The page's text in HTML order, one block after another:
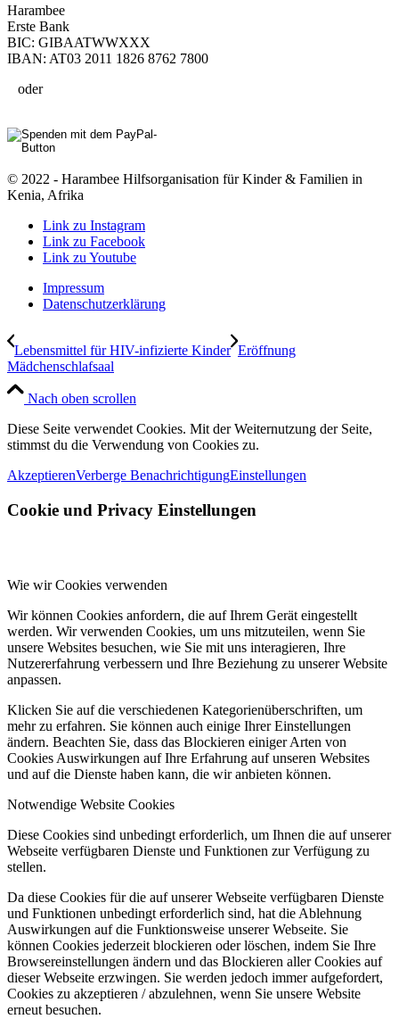
Harambee
Erste Bank
BIC: GIBAATWWXXX
IBAN: AT03 2011 1826 8762 7800
oder
© 2022 - Harambee Hilfsorganisation für Kinder & Familien in
Kenia, Afrika
Link zu Instagram
Link zu Facebook
Link zu Youtube
Impressum
Datenschutzerklärung
Lebensmittel für HIV-infizierte Kinder Eröffnung
Mädchenschlafsaal
Nach oben scrollen
Diese Seite verwendet Cookies. Mit der Weiternutzung der Seite,
stimmst du die Verwendung von Cookies zu.
AkzeptierenVerberge BenachrichtigungEinstellungen
Cookie und Privacy Einstellungen
Wie wir Cookies verwenden
Wir können Cookies anfordern, die auf Ihrem Gerät eingestellt
werden. Wir verwenden Cookies, um uns mitzuteilen, wenn Sie
unsere Websites besuchen, wie Sie mit uns interagieren, Ihre
Nutzererfahrung verbessern und Ihre Beziehung zu unserer Website
anpassen.
Klicken Sie auf die verschiedenen Kategorienüberschriften, um
mehr zu erfahren. Sie können auch einige Ihrer Einstellungen
ändern. Beachten Sie, dass das Blockieren einiger Arten von
Cookies Auswirkungen auf Ihre Erfahrung auf unseren Websites
und auf die Dienste haben kann, die wir anbieten können.
Notwendige Website Cookies
Diese Cookies sind unbedingt erforderlich, um Ihnen die auf unserer
Webseite verfügbaren Dienste und Funktionen zur Verfügung zu
stellen.
Da diese Cookies für die auf unserer Webseite verfügbaren Dienste
und Funktionen unbedingt erforderlich sind, hat die Ablehnung
Auswirkungen auf die Funktionsweise unserer Webseite. Sie
können Cookies jederzeit blockieren oder löschen, indem Sie Ihre
Browsereinstellungen ändern und das Blockieren aller Cookies auf
dieser Webseite erzwingen. Sie werden jedoch immer aufgefordert,
Cookies zu akzeptieren / abzulehnen, wenn Sie unsere Website
erneut besuchen.